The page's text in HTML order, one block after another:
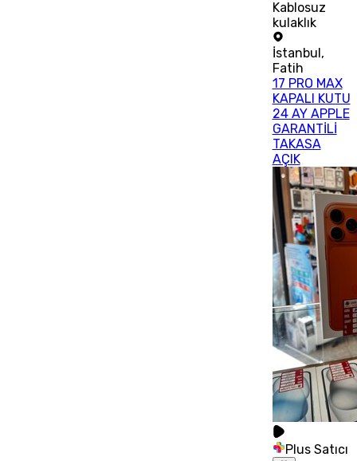
Kablosuz
kulaklık
İstanbul,
Fatih
17 PRO MAX
KAPALI KUTU
24 AY APPLE
GARANTİLİ
TAKASA
AÇIK
Plus Satıcı